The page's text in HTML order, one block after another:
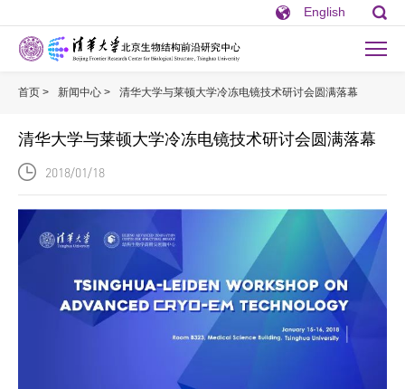
English
首页 > 新闻中心 > 清华大学与莱顿大学冷冻电镜技术研讨会圆满落幕
清华大学与莱顿大学冷冻电镜技术研讨会圆满落幕
2018/01/18